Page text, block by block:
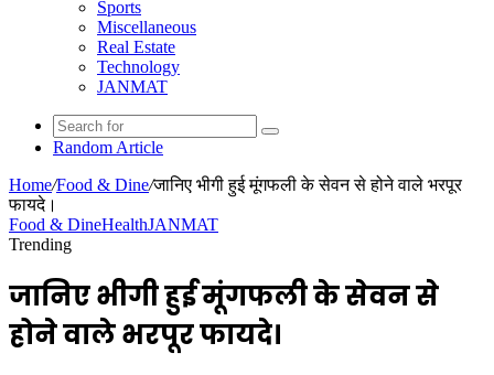
Sports
Miscellaneous
Real Estate
Technology
JANMAT
Random Article
Home/Food & Dine/जानिए भीगी हुई मूंगफली के सेवन से होने वाले भरपूर
फायदे।
Food & DineHealthJANMAT
Trending
जानिए भीगी हुई मूंगफली के सेवन से
होने वाले भरपूर फायदे।